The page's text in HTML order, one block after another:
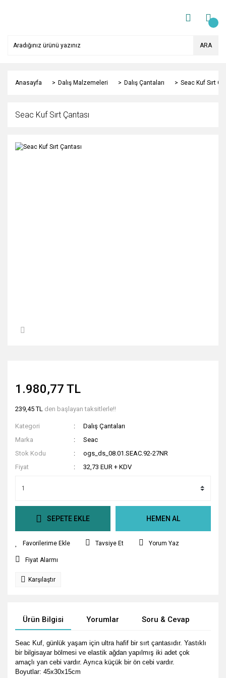
ARA
Anasayfa Dalış Malzemeleri Dalış Çantaları Seac Kuf Sırt
Seac Kuf Sırt Çantası
1.980,77 TL
239,45 TL den başlayan taksitlerle!!
Kategori
Dalış Çantaları
Marka
Seac
Stok Kodu
ogs_ds_08.01.SEAC.92-27NR
Fiyat
32,73 EUR + KDV
SEPETE EKLE HEMEN AL
Tavsiye Et Yorum Yaz
Fiyat Alarmı
Karşılaştır
Ürün Bilgisi Yorumlar Soru & Cevap
Seac Kuf, günlük yaşam için ultra hafif bir sırt çantasıdır. Yastıklı
bir bilgisayar bölmesi ve elastik ağdan yapılmış iki adet çok
amaçlı yan cebi vardır. Ayrıca küçük bir ön cebi vardır.
Boyutlar: 45x30x15cm